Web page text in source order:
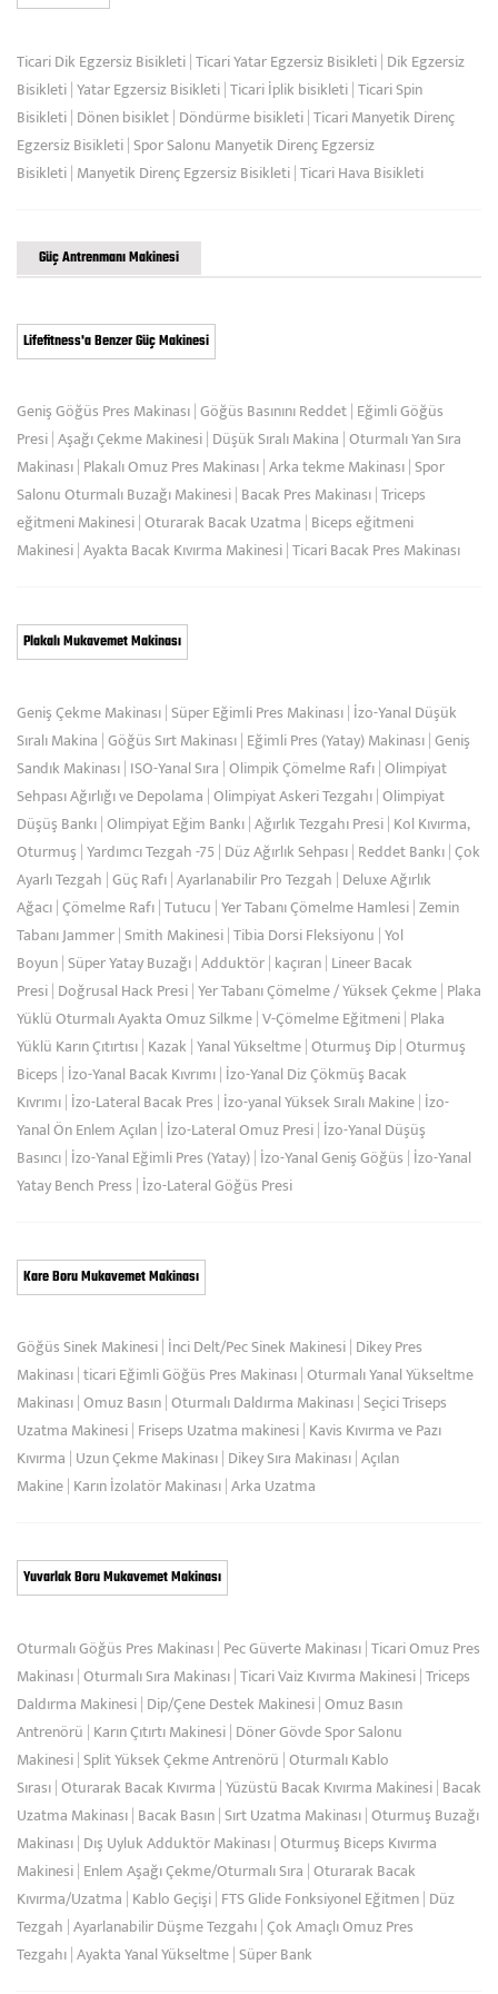
Ticari Dik Egzersiz Bisikleti|Ticari Yatar Egzersiz Bisikleti| Dik Egzersiz
Bisikleti|Yatar Egzersiz Bisikleti|Ticari İplik bisikleti|Ticari Spin
Bisikleti| Dönen bisiklet| Döndürme bisikleti|Ticari Manyetik Direnç
Egzersiz Bisikleti|Spor Salonu Manyetik Direnç Egzersiz
Bisikleti| Manyetik Direnç Egzersiz Bisikleti|Ticari Hava Bisikleti
Güç Antrenmanı Makinesi
Lifefitness'a Benzer Güç Makinesi
Geniş Göğüs Pres Makinası|Göğüs Basınını Reddet| Eğimli Göğüs
Presi|Aşağı Çekme Makinesi| Düşük Sıralı Makina |Oturmalı Yan Sıra
Makinası| Plakalı Omuz Pres Makinası|Arka tekme Makinası|Spor
Salonu Oturmalı Buzağı Makinesi| Bacak Pres Makinası|Triceps
eğitmeni Makinesi|Oturarak Bacak Uzatma | Biceps eğitmeni
Makinesi|Ayakta Bacak Kıvırma Makinesi|Ticari Bacak Pres Makinası
Plakalı Mukavemet Makinası
Geniş Çekme Makinası|Süper Eğimli Pres Makinası| İzo-Yanal Düşük
Sıralı Makina |Göğüs Sırt Makinası| Eğimli Pres (Yatay) Makinası|Geniş
Sandık Makinası| ISO-Yanal Sıra |Olimpik Çömelme Rafı|Olimpiyat
Sehpası Ağırlığı ve Depolama |Olimpiyat Askeri Tezgahı|Olimpiyat
Düşüş Bankı|Olimpiyat Eğim Bankı|Ağırlık Tezgahı Presi| Kol Kıvırma,
Oturmuş |Yardımcı Tezgah -75| Düz Ağırlık Sehpası| Reddet Bankı|Çok
Ayarlı Tezgah |Güç Rafı|Ayarlanabilir Pro Tezgah | Deluxe Ağırlık
Ağacı|Çömelme Rafı|Tutucu |Yer Tabanı Çömelme Hamlesi|Zemin
Tabanı Jammer|Smith Makinesi|Tibia Dorsi Fleksiyonu |Yol
Boyun|Süper Yatay Buzağı|Adduktör| kaçıran| Lineer Bacak
Presi| Doğrusal Hack Presi|Yer Tabanı Çömelme / Yüksek Çekme| Plaka
Yüklü Oturmalı Ayakta Omuz Silkme|V-Çömelme Eğitmeni| Plaka
Yüklü Karın Çıtırtısı| Kazak |Yanal Yükseltme|Oturmuş Dip|Oturmuş
Biceps | İzo-Yanal Bacak Kıvrımı| İzo-Yanal Diz Çökmüş Bacak
Kıvrımı| İzo-Lateral Bacak Pres | İzo-yanal Yüksek Sıralı Makine| İzo-
Yanal Ön Enlem Açılan| İzo-Lateral Omuz Presi| İzo-Yanal Düşüş
Basıncı| İzo-Yanal Eğimli Pres (Yatay)| İzo-Yanal Geniş Göğüs | İzo-Yanal
Yatay Bench Press | İzo-Lateral Göğüs Presi
Kare Boru Mukavemet Makinası
Göğüs Sinek Makinesi| İnci Delt/Pec Sinek Makinesi| Dikey Pres
Makinası|ticari Eğimli Göğüs Pres Makinası|Oturmalı Yanal Yükseltme
Makinası|Omuz Basın|Oturmalı Daldırma Makinası|Seçici Triseps
Uzatma Makinesi| Friseps Uzatma makinesi| Kavis Kıvırma ve Pazı
Kıvırma | Uzun Çekme Makinası| Dikey Sıra Makinası|Açılan
Makine| Karın İzolatör Makinası|Arka Uzatma
Yuvarlak Boru Mukavemet Makinası
Oturmalı Göğüs Pres Makinası| Pec Güverte Makinası|Ticari Omuz Pres
Makinası|Oturmalı Sıra Makinası|Ticari Vaiz Kıvırma Makinesi|Triceps
Daldırma Makinesi| Dip/Çene Destek Makinesi|Omuz Basın
Antrenörü | Karın Çıtırtı Makinesi| Döner Gövde Spor Salonu
Makinesi|Split Yüksek Çekme Antrenörü |Oturmalı Kablo
Sırası|Oturarak Bacak Kıvırma |Yüzüstü Bacak Kıvırma Makinesi| Bacak
Uzatma Makinası| Bacak Basın|Sırt Uzatma Makinası|Oturmuş Buzağı
Makinası| Dış Uyluk Adduktör Makinası|Oturmuş Biceps Kıvırma
Makinesi| Enlem Aşağı Çekme/Oturmalı Sıra |Oturarak Bacak
Kıvırma/Uzatma | Kablo Geçişi| FTS Glide Fonksiyonel Eğitmen| Düz
Tezgah |Ayarlanabilir Düşme Tezgahı|Çok Amaçlı Omuz Pres
Tezgahı|Ayakta Yanal Yükseltme|Süper Bank